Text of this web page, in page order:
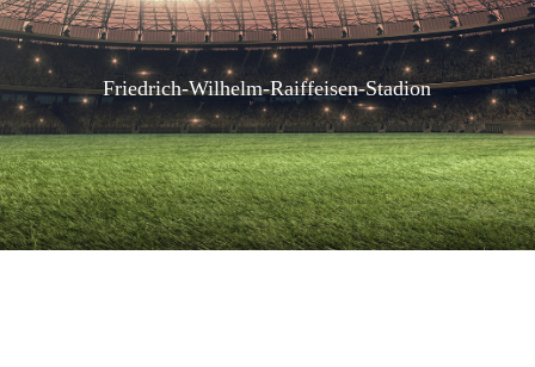
Friedrich-Wilhelm-Raiffeisen-Stadion